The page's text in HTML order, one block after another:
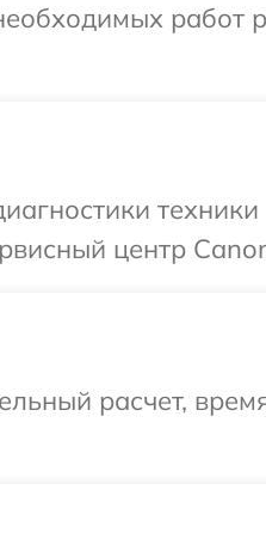
работ
центр
расчет,